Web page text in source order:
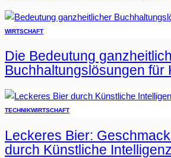
WIRTSCHAFT
Die Bedeutung
Buchhaltungslösungen für
TECHNIKWIRTSCHAFT
Leckeres Bier:
durch Künstliche